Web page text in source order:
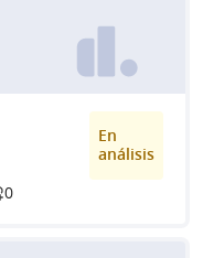
En
análisis
0